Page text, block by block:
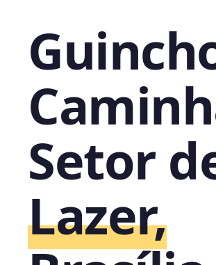
Setor
Lazer,